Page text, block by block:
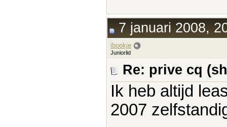
7 januari 2008,
ibookje
Juniorlid
Re: prive cq
Ik heb altijd
2007